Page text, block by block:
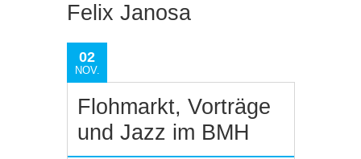
Felix Janosa
02
NOV.
Flohmarkt, Vorträge
und Jazz im BMH